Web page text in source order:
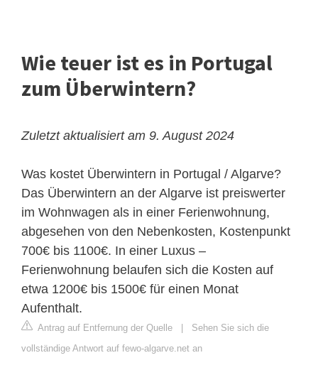
Wie teuer ist es in Portugal
zum Überwintern?
Zuletzt aktualisiert am 9. August 2024
Was kostet Überwintern in Portugal / Algarve?
Das Überwintern an der Algarve ist preiswerter
im Wohnwagen als in einer Ferienwohnung,
abgesehen von den Nebenkosten, Kostenpunkt
700€ bis 1100€. In einer Luxus –
Ferienwohnung belaufen sich die Kosten auf
etwa 1200€ bis 1500€ für einen Monat
Aufenthalt.
Antrag auf Entfernung der Quelle
Sehen Sie sich die
vollständige Antwort auf fewo-algarve.net an